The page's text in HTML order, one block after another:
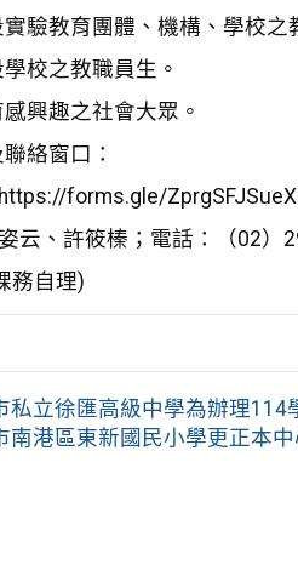
驗教育團體、機構、學校之
校之教職員生。
興趣之社會大眾。
絡窗口：
forms.gle/
云、許筱榛；電話：（02）
務自理)
私立徐匯高級中學為辦理114
南港區東新國民小學更正本